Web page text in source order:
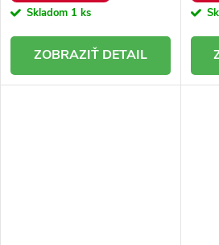
Skladom 1 ks
DETAIL